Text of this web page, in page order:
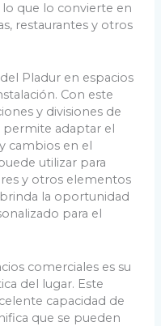
que lo convierte en
restaurantes y otros
Pladur en espacios
Con este
y divisiones de
permite adaptar el
cambios en el
utilizar para
y otros elementos
la oportunidad
para el
comerciales es su
del lugar. Este
capacidad de
que se pueden